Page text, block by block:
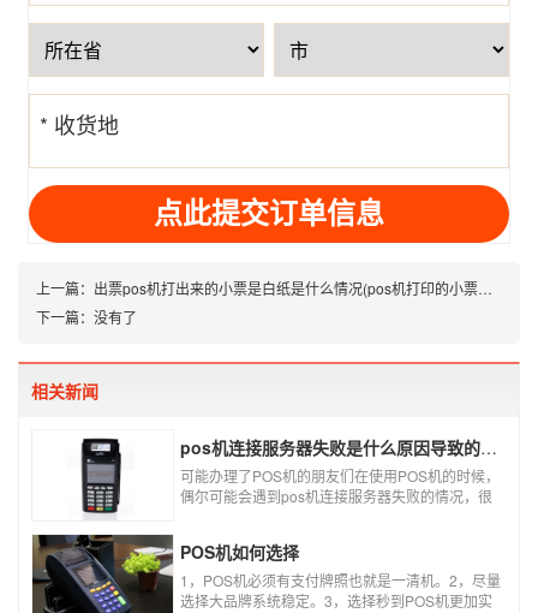
号
* 收货地
址
上一篇： 出票pos机打出来的小票是白纸是什么情况(pos机打印的小票是空白的)
下一篇：没有了
相关新闻
pos机连接服务器失败是什么原因导致的？附解决办法
可能办理了POS机的朋友们在使用POS机的时候，
偶尔可能会遇到pos机连接服务器失败的情况，很
失败是什么原因导致的？以及出现这种情况又该如
何解决。
POS机如何选择
1，POS机必须有支付牌照也就是一清机。2，尽量
选择大品牌系统稳定。3，选择秒到POS机更加实